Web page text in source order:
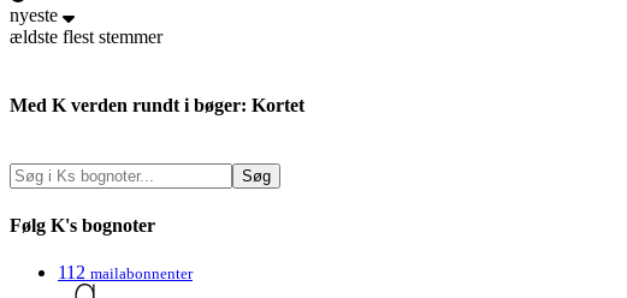
nyeste
ældste flest stemmer
Med K verden rundt i bøger: Kortet
Følg K's bognoter
112 mailabonnenter